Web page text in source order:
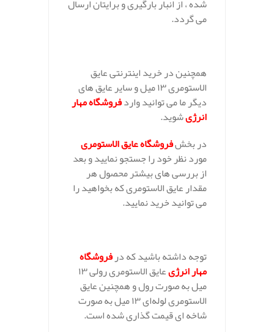
شده ، از انبار بارگیری و برایتان ارسال
می گردد.
همچنین در خرید اینترنتی عایق
الاستومری ۱۳ میل و سایر عایق های
دیگر ما می توانید واردفروشگاه مهار
انرژیشوید.
در بخشفروشگاه عایق الاستومری
مورد نظر خود را جستجو نمایید و بعد
از بررسی های بیشتر محصول هر
مقدار عایق الاستومری که بخواهید را
می توانید خرید نمایید.
توجه داشته باشید که درفروشگاه
مهار انرژی عایق الاستومری رولی ۱۳
میل به صورت رول و همچنین عایق
الاستومری لوله‌ای ۱۳ میل به صورت
شاخه ای قیمت گذاری شده است.